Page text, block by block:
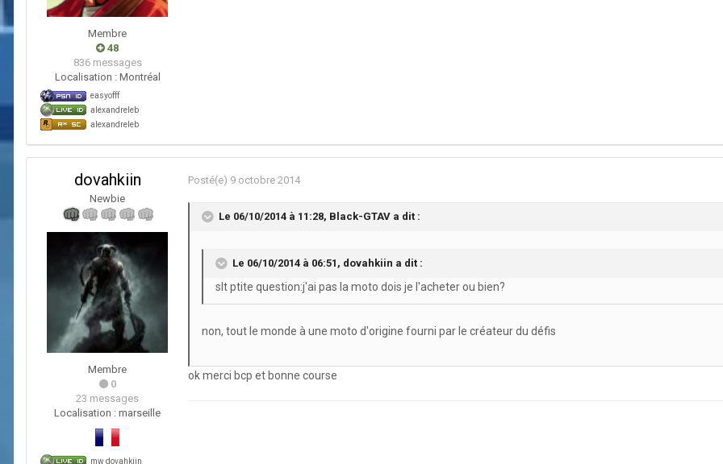
Membre
48
836 messages
Localisation : Montréal
easyofff
alexandreleb
alexandreleb
dovahkiin
Newbie
Membre
0
23 messages
Localisation : marseille
mw dovahkiin
Posté(e) 9 octobre 2014
Le 06/10/2014 à 11:28, Black-GTAV a dit :
Le 06/10/2014 à 06:51, dovahkiin a dit :
slt ptite question:j'ai pas la moto dois je l'acheter ou bien?
non, tout le monde à une moto d'origine fourni par le créateur du défis
ok merci bcp et bonne course